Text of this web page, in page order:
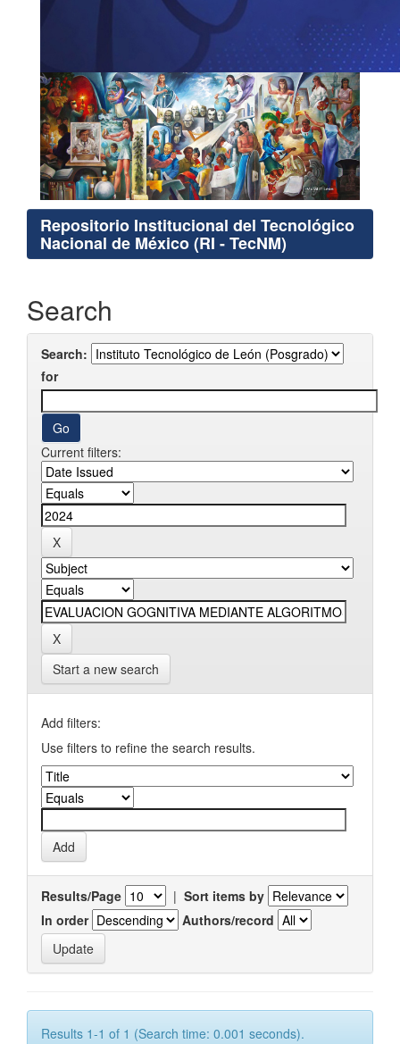
Repositorio Institucional del Tecnológico
Nacional de México (RI - TecNM)
Search
Search:
for
Current filters:
Start a new search
Add filters:
Use filters to refine the search results.
Results/Page | Sort items by
In order
Authors/record
Results 1-1 of 1 (Search time: 0.001 seconds).